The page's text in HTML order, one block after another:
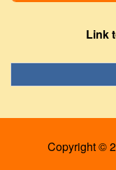
Link
Copyright ©